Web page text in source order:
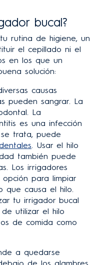
bucal?
rutina de higiene, un
el cepillado ni el
en los que un
solución:
causas
pueden sangrar. La
La
es una infección
trata, puede
. Usar el hilo
también puede
Los irrigadores
para limpiar
que causa el hilo.
tu irrigador bucal
utilizar el hilo
de comida como
a quedarse
de los alambres.